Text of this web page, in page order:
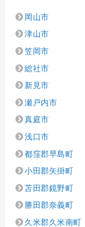
岡山市
津山市
笠岡市
総社市
新見市
瀬戸内市
真庭市
浅口市
都窪郡早島町
小田郡矢掛町
苫田郡鏡野町
勝田郡奈義町
久米郡久米南町